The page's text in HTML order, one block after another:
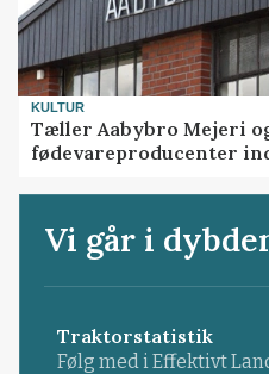
KULTUR
Tæller Aabybro Mejeri
fødevareproducenter
Vi går i
Traktorstatistik
Følg med i Effektivt